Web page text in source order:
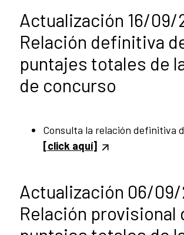
Actualización 16/09/
Relación definitiva
puntajes totales de
de concurso
Consulta la relación definitiva
[click aquí]
Actualización 06/
Relación provisional